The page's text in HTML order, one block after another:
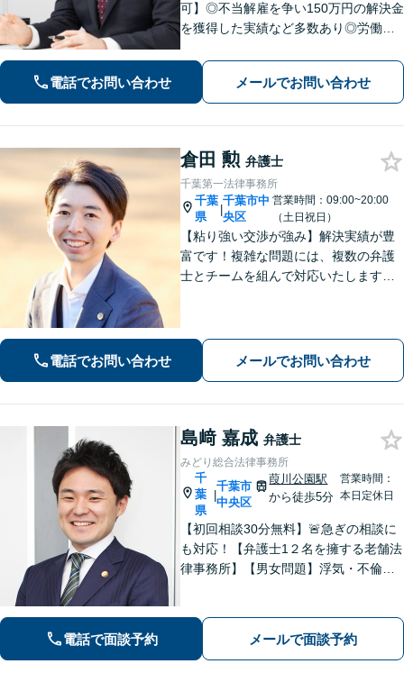
可】◎不当解雇を争い150万円の解決金
を獲得した実績など多数あり◎労働、
件1件、真摯に向き合うことを大切に、
丁寧なリーガルサービスを提供。ぜひ
ご相談ください。【県庁前駅4分】
電話でお問い合わせ メールでお問い合わせ
倉田 勲 弁護士
千葉第一法律事務所
千葉
県
|
千葉市中
央区
営業時間：09:00~20:00
（土日祝日）
【粘り強い交渉が強み】解決実績が豊
富です！複雑な問題には、複数の弁護
士とチームを組んで対応いたします。
電話でお問い合わせ メールでお問い合わせ
島﨑 嘉成 弁護士
みどり総合法律事務所
千
葉
県
|
千葉市
中央区
葭川公園駅
から徒歩5分
営業時間：
本日定休日
【初回相談30分無料】🚨急ぎの相談に
も対応！【弁護士1２名を擁する老舗法
律事務所】【男女問題】浮気・不倫の
【債権回収】売掛金の回収はお任せ
【葭川公園駅5分／千葉中央駅10分】
電話で面談予約 メールで面談予約